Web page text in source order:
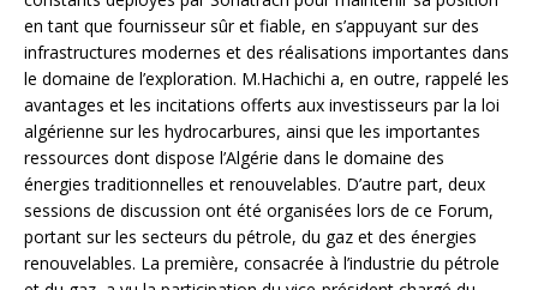
en tant que fournisseur sûr et fiable, en s’appuyant sur des
infrastructures modernes et des réalisations importantes dans
le domaine de l’exploration. M.Hachichi a, en outre, rappelé les
avantages et les incitations offerts aux investisseurs par la loi
algérienne sur les hydrocarbures, ainsi que les importantes
ressources dont dispose l’Algérie dans le domaine des
énergies traditionnelles et renouvelables. D’autre part, deux
sessions de discussion ont été organisées lors de ce Forum,
portant sur les secteurs du pétrole, du gaz et des énergies
renouvelables. La première, consacrée à l’industrie du pétrole